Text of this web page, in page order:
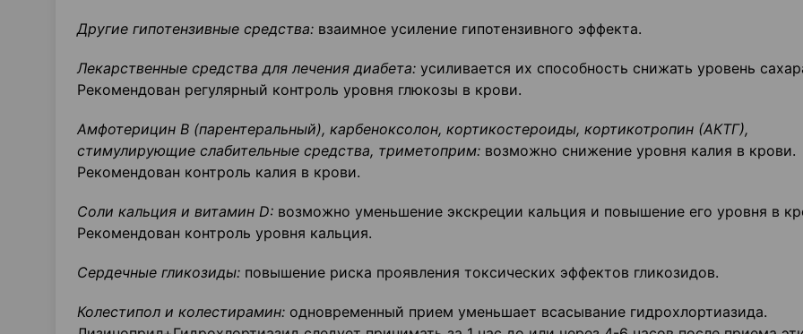
Другие гипотензивные средства: взаимное усиление гипотензивного эффекта.
Лекарственные средства для лечения диабета: усиливается их способность снижать уровень
Рекомендован регулярный контроль уровня глюкозы в крови.
Амфотерицин В (парентеральный), карбеноксолон, кортикостероиды, кортикотропин (АКТГ),
стимулирующие слабительные средства, триметоприм: возможно снижение уровня калия в крови.
Рекомендован контроль калия в крови.
Соли кальция и витамин D: возможно уменьшение экскреции кальция и повышение его уровня в
Рекомендован контроль уровня кальция.
Сердечные гликозиды: повышение риска проявления токсических эффектов гликозидов.
Колестипол и колестирамин: одновременный прием уменьшает всасывание гидрохлортиазида.